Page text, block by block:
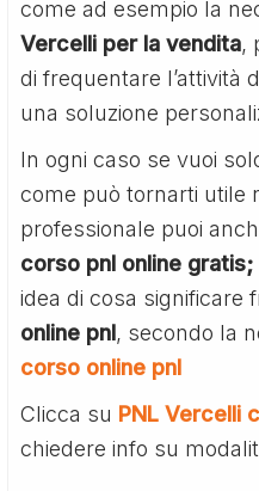
come ad esempio la
Vercelli per la vendita,
di frequentare l’attività
una soluzione
In ogni caso se vuoi
come può tornarti utile
professionale puoi
corso pnl online gratis;
idea di cosa significare
online pnl, secondo la
corso online pnl
Clicca su PNL Vercelli
chiedere info su